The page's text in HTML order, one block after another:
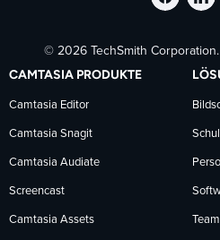
auf
© 2026 TechSmith
CAMTASIA PRODUKTE
Camtasia Editor
Camtasia Snagit
Camtasia Audiate
Screencast
Camtasia Assets